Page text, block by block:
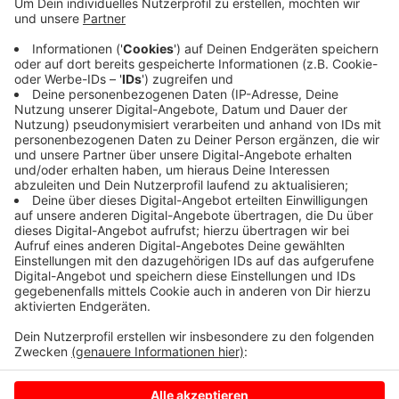
Die Polizei hat sich inzwischen einen ersten Überblick
verschafft. Demnach wurde zum Glück niemand
verletzt. Das Auto muss zwar abgeschleppt werden,
gesperrt ist aber auch nichts. Sie haben also freie
Fahrt. Ein Rettungswagen wurde anfangs vorsorglich
mitangefordert.
Anzeige
Anzeige